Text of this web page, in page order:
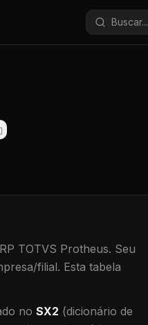
Buscar...
TOTVS Protheus. Seu
filial. Esta tabela
no SX2 (dicionário de